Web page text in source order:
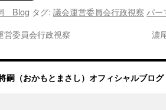
Blog タグ: 議会運営委員会行政視察 パー
営委員会行政視察 濃
（おかもとまさし）オフィシャルブログ